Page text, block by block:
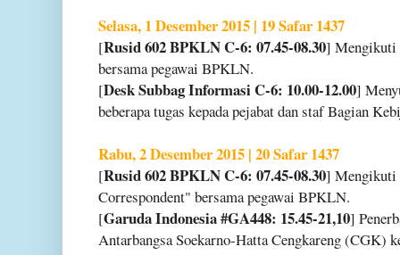
Selasa, 1 Desember 2015 | 19 Safar 1437
[Rusid 602 BPKLN C-6: 07.45-08.30] Mengikuti
bersama pegawai BPKLN.
[Desk Subbag Informasi C-6: 10.00-12.00]
beberapa tugas kepada pejabat dan staf Bagian
Rabu, 2 Desember 2015 | 20 Safar 1437
[Rusid 602 BPKLN C-6: 07.45-08.30] Mengikuti
Correspondent" bersama pegawai BPKLN.
[Garuda Indonesia #GA448: 15.45-21,10]
Antarbangsa Soekarno-Hatta Cengkareng (CGK)